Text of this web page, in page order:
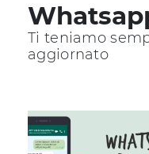
Ti teniamo
aggiornato